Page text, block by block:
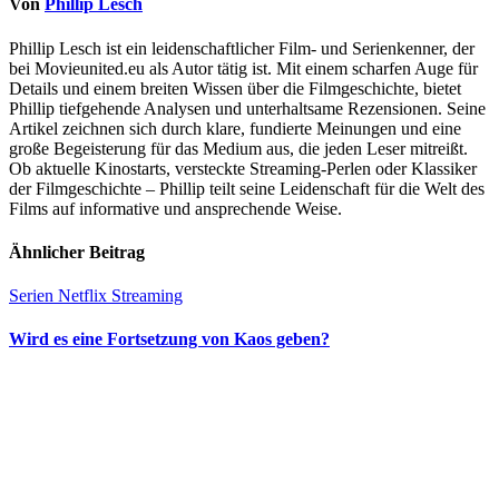
Von Phillip Lesch
Phillip Lesch ist ein leidenschaftlicher Film- und Serienkenner, der
bei Movieunited.eu als Autor tätig ist. Mit einem scharfen Auge für
Details und einem breiten Wissen über die Filmgeschichte, bietet
Phillip tiefgehende Analysen und unterhaltsame Rezensionen. Seine
Artikel zeichnen sich durch klare, fundierte Meinungen und eine
große Begeisterung für das Medium aus, die jeden Leser mitreißt.
Ob aktuelle Kinostarts, versteckte Streaming-Perlen oder Klassiker
der Filmgeschichte – Phillip teilt seine Leidenschaft für die Welt des
Films auf informative und ansprechende Weise.
Ähnlicher Beitrag
Serien Netflix Streaming
Wird es eine Fortsetzung von Kaos geben?